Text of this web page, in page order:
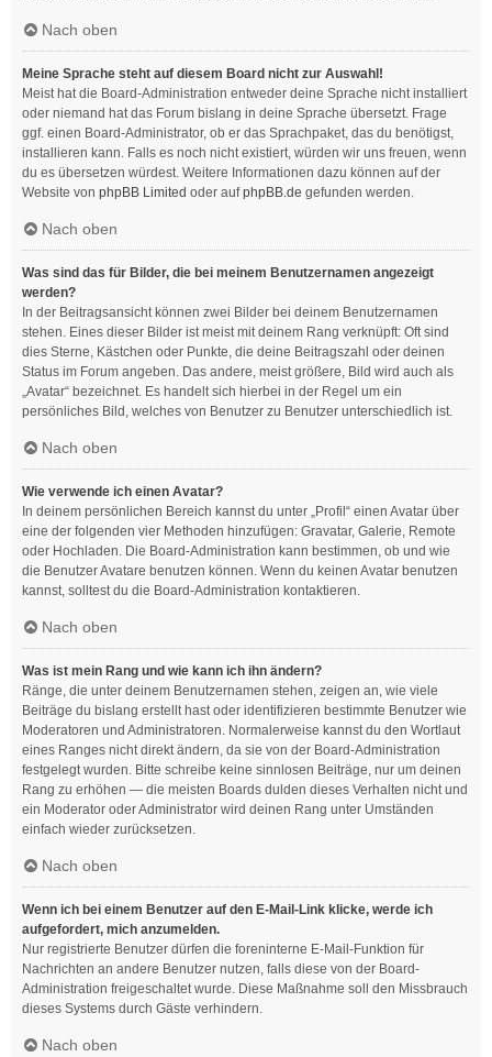
Nach oben
Meine Sprache steht auf diesem Board nicht zur Auswahl!
Meist hat die Board-Administration entweder deine Sprache nicht installiert
oder niemand hat das Forum bislang in deine Sprache übersetzt. Frage
ggf. einen Board-Administrator, ob er das Sprachpaket, das du benötigst,
installieren kann. Falls es noch nicht existiert, würden wir uns freuen, wenn
du es übersetzen würdest. Weitere Informationen dazu können auf der
Website von phpBB Limited oder aufphpBB.de gefunden werden.
Nach oben
Was sind das für Bilder, die bei meinem Benutzernamen angezeigt
werden?
In der Beitragsansicht können zwei Bilder bei deinem Benutzernamen
stehen. Eines dieser Bilder ist meist mit deinem Rang verknüpft: Oft sind
dies Sterne, Kästchen oder Punkte, die deine Beitragszahl oder deinen
Status im Forum angeben. Das andere, meist größere, Bild wird auch als
„Avatar“ bezeichnet. Es handelt sich hierbei in der Regel um ein
persönliches Bild, welches von Benutzer zu Benutzer unterschiedlich ist.
Nach oben
Wie verwende ich einen Avatar?
In deinem persönlichen Bereich kannst du unter „Profil“ einen Avatar über
eine der folgenden vier Methoden hinzufügen: Gravatar, Galerie, Remote
oder Hochladen. Die Board-Administration kann bestimmen, ob und wie
die Benutzer Avatare benutzen können. Wenn du keinen Avatar benutzen
kannst, solltest du die Board-Administration kontaktieren.
Nach oben
Was ist mein Rang und wie kann ich ihn ändern?
Ränge, die unter deinem Benutzernamen stehen, zeigen an, wie viele
Beiträge du bislang erstellt hast oder identifizieren bestimmte Benutzer wie
Moderatoren und Administratoren. Normalerweise kannst du den Wortlaut
eines Ranges nicht direkt ändern, da sie von der Board-Administration
festgelegt wurden. Bitte schreibe keine sinnlosen Beiträge, nur um deinen
Rang zu erhöhen — die meisten Boards dulden dieses Verhalten nicht und
ein Moderator oder Administrator wird deinen Rang unter Umständen
einfach wieder zurücksetzen.
Nach oben
Wenn ich bei einem Benutzer auf den E-Mail-Link klicke, werde ich
aufgefordert, mich anzumelden.
Nur registrierte Benutzer dürfen die foreninterne E-Mail-Funktion für
Nachrichten an andere Benutzer nutzen, falls diese von der Board-
Administration freigeschaltet wurde. Diese Maßnahme soll den Missbrauch
dieses Systems durch Gäste verhindern.
Nach oben